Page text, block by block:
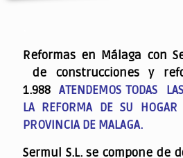
Reformas en Málaga con
de construcciones y
1.988ATENDEMOS TODAS
LA REFORMA DE SU
PROVINCIA DE MALAGA.
Sermul S.L. se compone de